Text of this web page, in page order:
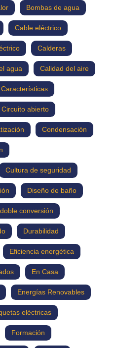
Bombas de agua
Cable eléctrico
Calderas
agua Calidad del aire
Características
Circuito abierto
Condensación
Cultura de seguridad
Diseño de baño
doble conversión
Durabilidad
Eficiencia energética
En Casa
Energías Renovables
eléctricas
Formación